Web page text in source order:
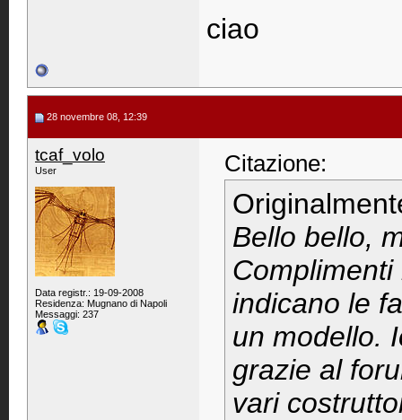
ciao
28 novembre 08, 12:39
tcaf_volo
User
Data registr.: 19-09-2008
Residenza: Mugnano di Napoli
Messaggi: 237
Citazione:
Bello bello,
indicano le
un modello.
grazie al
vari